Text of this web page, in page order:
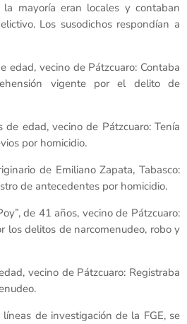
la mayoría eran locales y contaban
Los susodichos respondían a
edad, vecino de Pátzcuaro: Contaba
vigente por el delito de
de edad, vecino de Pátzcuaro: Tenía
por homicidio.
de Emiliano Zapata, Tabasco:
de antecedentes por homicidio.
de 41 años, vecino de Pátzcuaro:
los delitos de narcomenudeo, robo y
vecino de Pátzcuaro: Registraba
de investigación de la FGE, se